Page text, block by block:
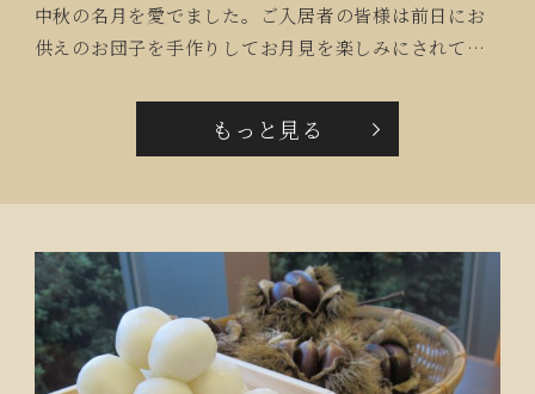
中秋の名月を愛でました。ご入居者の皆様は前日にお
供えのお団子を手作りしてお月見を楽しみにされてい
で観ることができました。「とても明るいわね」と、
もっと見る